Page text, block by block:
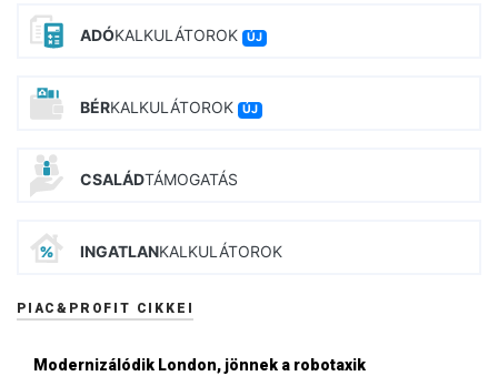
ADÓKALKULÁTOROK ÚJ
BÉRKALKULÁTOROK ÚJ
CSALÁDTÁMOGATÁS
INGATLANKALKULÁTOROK
PIAC&PROFIT CIKKEI
Modernizálódik London, jönnek a robotaxik